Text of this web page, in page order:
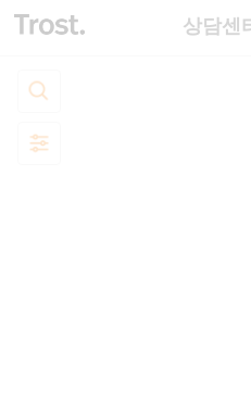
상담센